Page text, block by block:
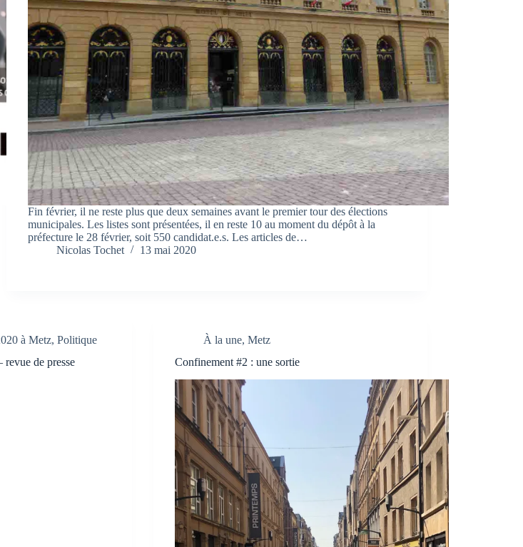
Fin février, il ne reste plus que deux semaines avant le premier tour des élections
municipales. Les listes sont présentées, il en reste 10 au moment du dépôt à la
préfecture le 28 février, soit 550 candidat.e.s. Les articles de…
Nicolas Tochet
13 mai 2020
à Metz,Politique
de presse
À la une,Metz
Confinement #2 : une sortie